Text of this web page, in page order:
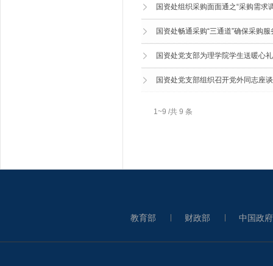
国资处组织采购面面通之“采购需求
国资处畅通采购“三通道”确保采购
国资处党支部为理学院学生送暖心
国资处党支部组织召开党外同志座
1~9 /共 9 条
教育部 财政部 中国政